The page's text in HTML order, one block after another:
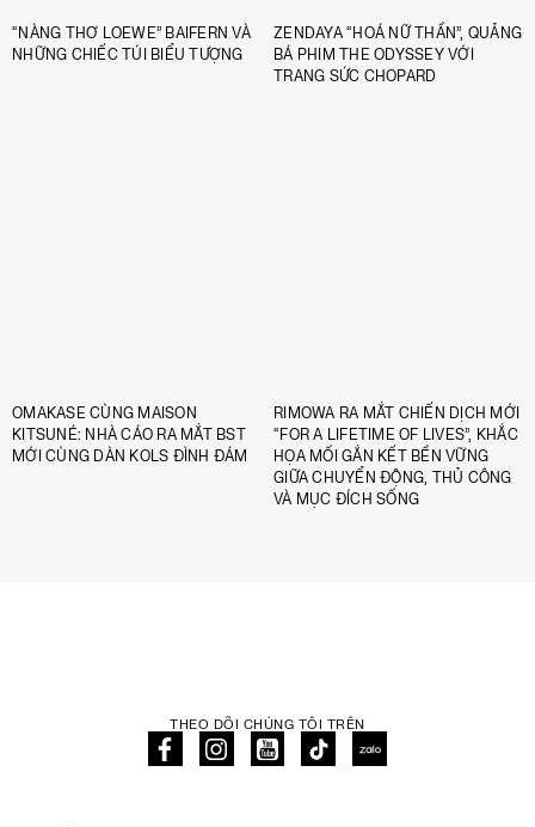
“NÀNG THƠ LOEWE” BAIFERN VÀ
NHỮNG CHIẾC TÚI BIỂU TƯỢNG
ZENDAYA “HOÁ NỮ THẦN”, QUẢNG
BÁ PHIM THE ODYSSEY VỚI
TRANG SỨC CHOPARD
OMAKASE CÙNG MAISON
KITSUNÉ: NHÀ CÁO RA MẮT BST
MỚI CÙNG DÀN KOLS ĐÌNH ĐÁM
RIMOWA RA MẮT CHIẾN DỊCH MỚI
“FOR A LIFETIME OF LIVES”, KHẮC
HỌA MỐI GẮN KẾT BỀN VỮNG
GIỮA CHUYỂN ĐỘNG, THỦ CÔNG
VÀ MỤC ĐÍCH SỐNG
THEO DÕI CHÚNG TÔI TRÊN